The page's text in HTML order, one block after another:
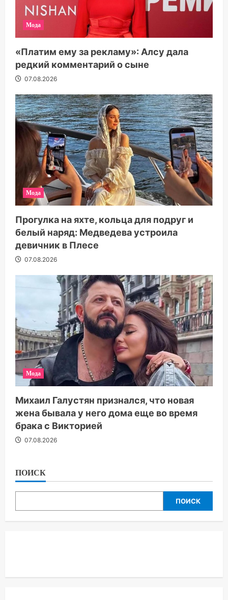
Мода
«Платим ему за рекламу»: Алсу дала
редкий комментарий о сыне
07.08.2026
Мода
Прогулка на яхте, кольца для подруг и
белый наряд: Медведева устроила
девичник в Плесе
07.08.2026
Мода
Михаил Галустян признался, что новая
жена бывала у него дома еще во время
брака с Викторией
07.08.2026
ПОИСК
ПОИСК